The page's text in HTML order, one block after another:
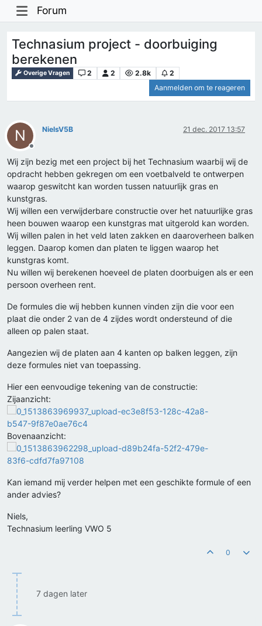
Forum
Technasium project - doorbuiging
berekenen
Overige Vragen 2 2 2.8k
2
Aanmelden om te reageren
N
Offline
NielsV5B 21 dec. 2017 13:57
Wij zijn bezig met een project bij het Technasium waarbij wij de
opdracht hebben gekregen om een voetbalveld te ontwerpen
waarop geswitcht kan worden tussen natuurlijk gras en
kunstgras.
Wij willen een verwijderbare constructie over het natuurlijke gras
heen bouwen waarop een kunstgras mat uitgerold kan worden.
Wij willen palen in het veld laten zakken en daaroverheen balken
leggen. Daarop komen dan platen te liggen waarop het
kunstgras komt.
Nu willen wij berekenen hoeveel de platen doorbuigen als er een
persoon overheen rent.
De formules die wij hebben kunnen vinden zijn die voor een
plaat die onder 2 van de 4 zijdes wordt ondersteund of die
alleen op palen staat.
Aangezien wij de platen aan 4 kanten op balken leggen, zijn
deze formules niet van toepassing.
Hier een eenvoudige tekening van de constructie:
Zijaanzicht:
Bovenaanzicht:
Kan iemand mij verder helpen met een geschikte formule of een
ander advies?
Niels,
Technasium leerling VWO 5
0
7 dagen later